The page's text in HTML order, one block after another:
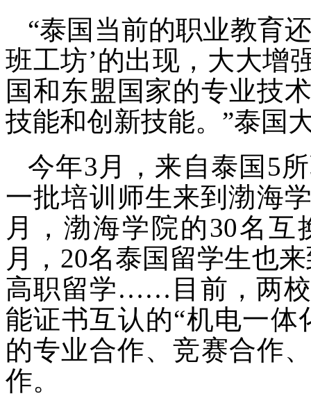
“泰国当前的职业教育
班工坊’的出现，大大增
国和东盟国家的专业技
技能和创新技能。”泰国
今年3月，来自泰国5
一批培训师生来到渤海
月，渤海学院的30名
月，20名泰国留学生也
高职留学……目前，两
能证书互认的“机电一
的专业合作、竞赛合作
作。